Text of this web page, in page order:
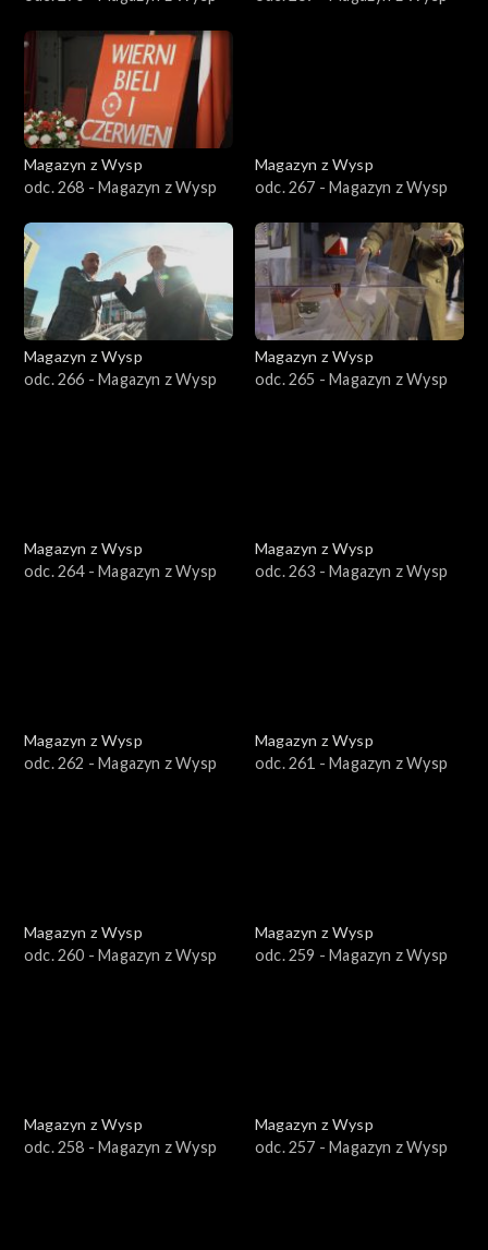
Magazyn z Wysp
odc. 268 - Magazyn z Wysp
Magazyn z Wysp
odc. 267 - Magazyn z Wysp
Magazyn z Wysp
odc. 266 - Magazyn z Wysp
Magazyn z Wysp
odc. 265 - Magazyn z Wysp
Magazyn z Wysp
odc. 264 - Magazyn z Wysp
Magazyn z Wysp
odc. 263 - Magazyn z Wysp
Magazyn z Wysp
odc. 262 - Magazyn z Wysp
Magazyn z Wysp
odc. 261 - Magazyn z Wysp
Magazyn z Wysp
odc. 260 - Magazyn z Wysp
Magazyn z Wysp
odc. 259 - Magazyn z Wysp
Magazyn z Wysp
odc. 258 - Magazyn z Wysp
Magazyn z Wysp
odc. 257 - Magazyn z Wysp